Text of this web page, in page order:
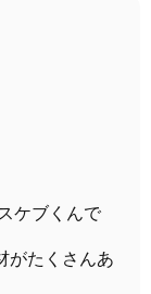
ケブくんで
がたくさんあ